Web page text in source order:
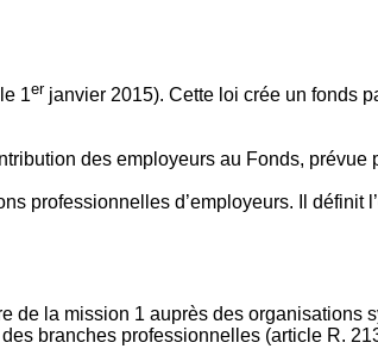
1er janvier 2015). Cette loi crée un fonds
des employeurs au Fonds, prévue
professionnelles d’employeurs. Il définit
de la mission 1 auprès des organisations
branches professionnelles (article R.